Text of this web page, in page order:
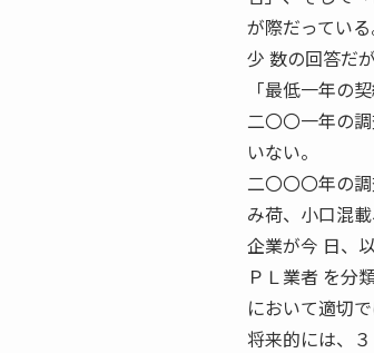
が際だっている
少 数の回答だ
「最低一年の
二〇〇一年の
いない。
二〇〇〇年の
み荷、小口混
企業が今 日、
ＰＬ業者 を分
において適切
将来的には、